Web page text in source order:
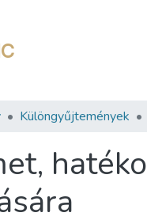
Különgyűjtemények